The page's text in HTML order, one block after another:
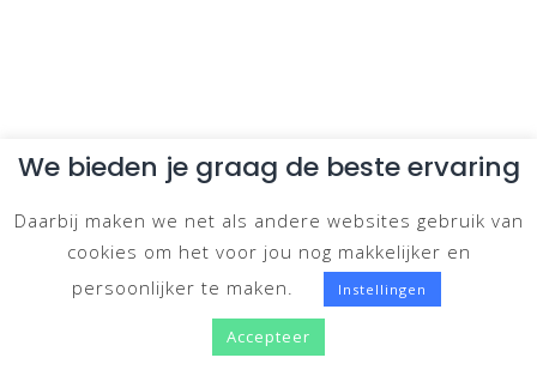
We bieden je graag de beste ervaring
Daarbij maken we net als andere websites gebruik van
cookies om het voor jou nog makkelijker en
persoonlijker te maken.
Instellingen
Accepteer